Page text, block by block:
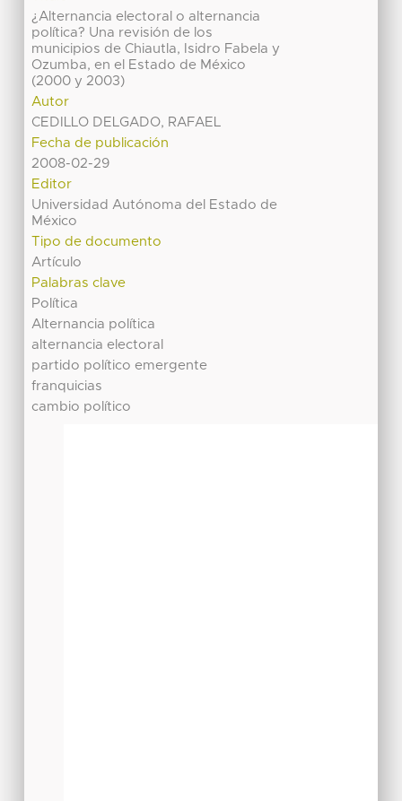
¿Alternancia electoral o alternancia
política? Una revisión de los
municipios de Chiautla, Isidro Fabela y
Ozumba, en el Estado de México
(2000 y 2003)
Autor
CEDILLO DELGADO, RAFAEL
Fecha de publicación
2008-02-29
Editor
Universidad Autónoma del Estado de
México
Tipo de documento
Artículo
Palabras clave
Política
Alternancia política
alternancia electoral
partido político emergente
franquicias
cambio político